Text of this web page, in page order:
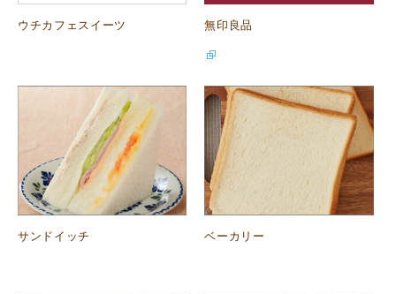
ウチカフェスイーツ 無印良品
サンドイッチ ベーカリー